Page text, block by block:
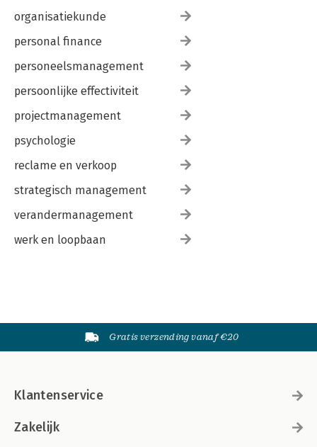
organisatiekunde
personal finance
personeelsmanagement
persoonlijke effectiviteit
projectmanagement
psychologie
reclame en verkoop
strategisch management
verandermanagement
werk en loopbaan
Gratis verzending vanaf €20
Klantenservice
Zakelijk